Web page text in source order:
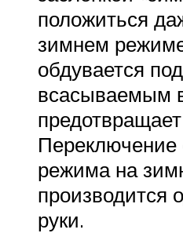
положиться
зимнем
обдувается
всасываемым
Переключение
режима на
производится
руки.